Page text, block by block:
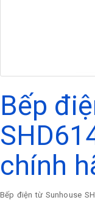
Bếp
chính
Bếp điện từ Sunhouse